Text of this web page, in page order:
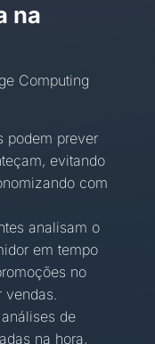
na
Computing
podem prever
evitando
com
analisam o
em tempo
no
de
na hora,